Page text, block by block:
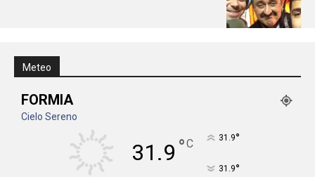
Meteo
FORMIA
Cielo Sereno
31.9 °C 31.9°
31.9°